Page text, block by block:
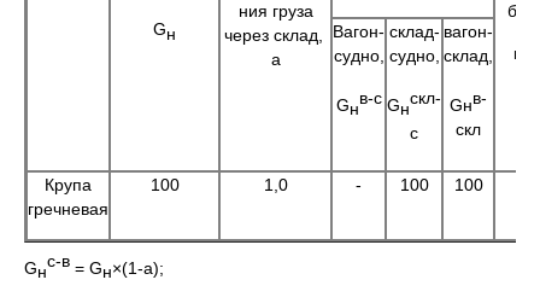
Gн
ния груза
через склад,
a
к
Вагон-
судно,
Gн
в-с
склад-
судно,
Gн
скл-
с
вагон-
склад,
Gнв-
скл
Крупа
гречневая
100 1,0 - 100 100
Gн
с-в = Gн×(1-a);